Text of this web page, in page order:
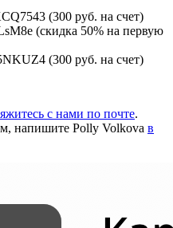
(300 руб. на счет)
(скидка 50% на первую
(300 руб. на счет)
с нами по почте.
напишите Polly Volkova в